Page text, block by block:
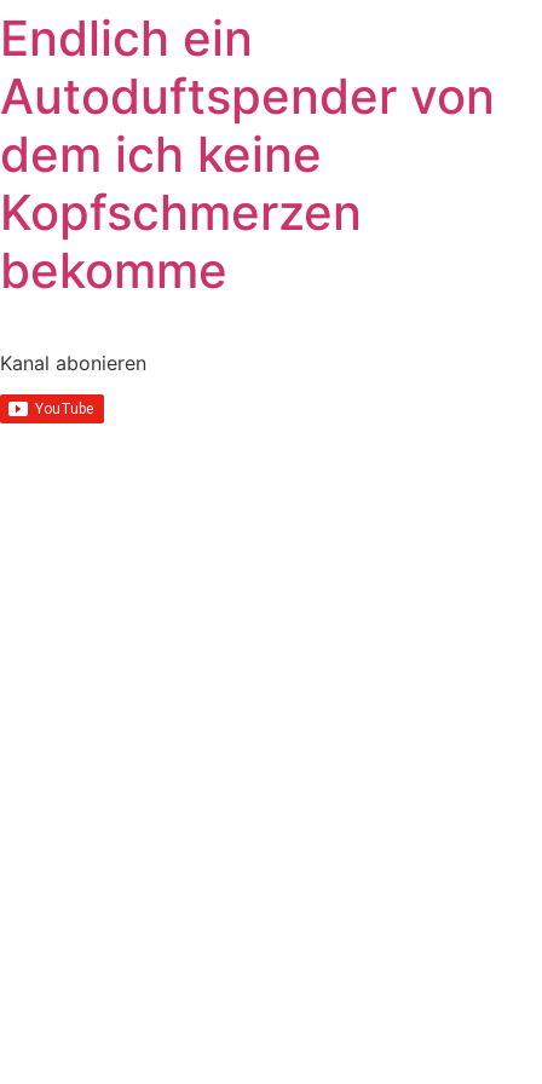
Endlich ein
Autoduftspender von
dem ich keine
Kopfschmerzen
bekomme
Kanal abonieren